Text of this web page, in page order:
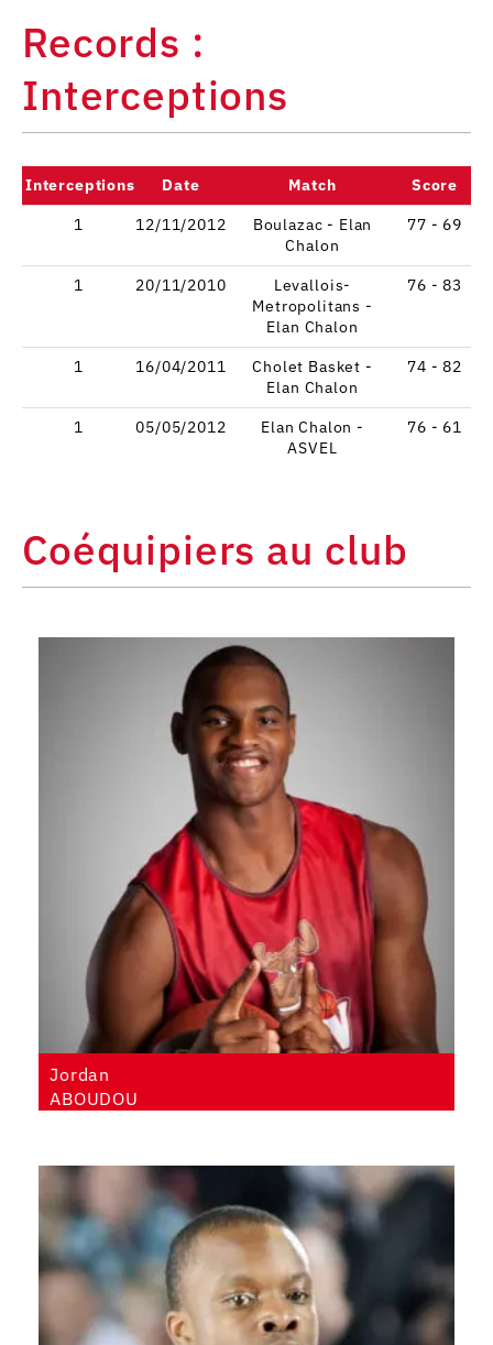
Records :
Interceptions
Interceptions Date Match
Score
1
12/11/2012
Boulazac - Elan
Chalon
77 - 69
1 20/11/2010
Levallois-
Metropolitans -
Elan Chalon
76 - 83
1 16/04/2011
Cholet Basket -
Elan Chalon
74 - 82
1 05/05/2012
Elan Chalon -
ASVEL
76 - 61
Coéquipiers au club
Jordan
ABOUDOU